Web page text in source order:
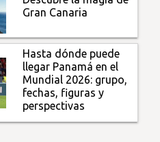
Gran Canaria
Hasta dónde puede
llegar Panamá en el
Mundial 2026: grupo,
fechas, figuras y
perspectivas